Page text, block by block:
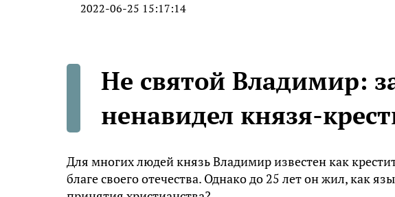
2022-06-25 15:17:14
Не святой Владимир:
ненавидел князя-
Для многих людей князь Владимир известен как
благе своего отечества. Однако до 25 лет он жил, как